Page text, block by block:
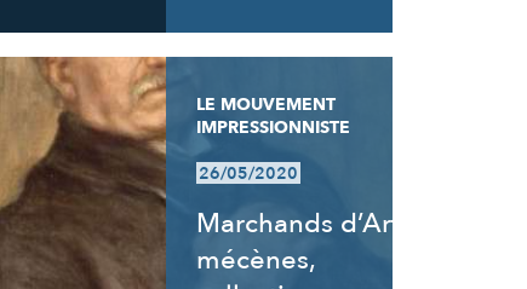
LE MOUVEMENT
IMPRESSIONNISTE
26/05/2020
Marchands d’Art,
mécènes,